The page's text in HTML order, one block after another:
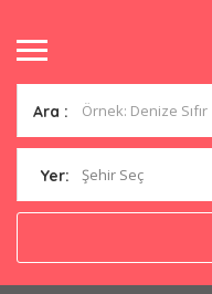
Ara :
Yer: Şehir Seç